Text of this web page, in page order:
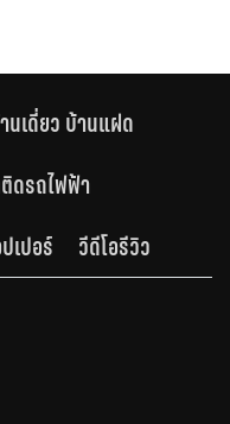
นเดี่ยว บ้านแฝด
ดรถไฟฟ้า
เปอร์ วีดีโอรีวิว